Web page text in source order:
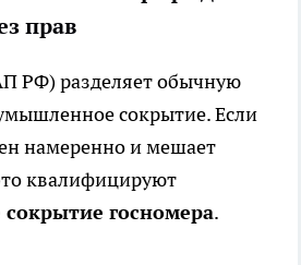
прав
РФ) разделяет обычную
сокрытие. Если
намеренно и мешает
квалифицируют
госномера.